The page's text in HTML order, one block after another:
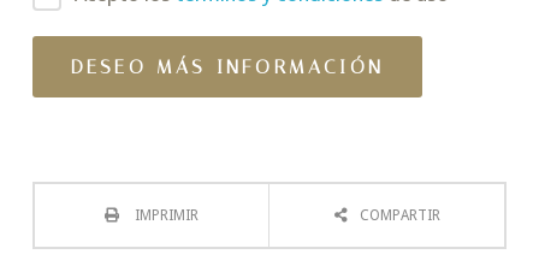
IMPRIMIR COMPARTIR